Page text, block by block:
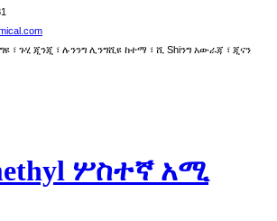
፣ ጉሂ ጂንጂ ፣ ሉንንግ ሊንግሺዩ ከተማ ፣ ሺ Shiንግ አውራጃ ፣ ጂናን
ሦስተኛ አሚ